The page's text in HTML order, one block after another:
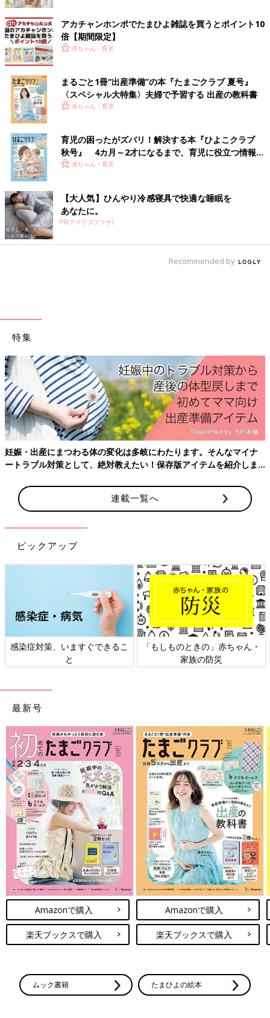
ベビーカーで小さい三つ子をつれていると、本当に声かけられる
基本、毎日お出かけしてたのですが、声をかけられなかった日が
いつも特に急いでるわけでもなかったのでその都度お話させても
らってました。
デリケートな質問をしてくる方は結構いました。最初はモヤモヤ
もしたのですが、何度も何度も聞かれるので、深く考えずに世間
話で聞いてるようなものなんだろうな～とすっかり慣れてしまい
ました…。
家で遊んでるボーが突然独り言を言ったのはビックリしました
（笑）
いつも声かけられてるもんね…覚えちゃうよね…（笑）
「三つ子まみれな毎日」今までのお話はこちら
たまひよONLINE連載中の育児マンガ一覧はこちら
[宮瀬とまと]
2012年産まれ三つ子のお母さん。
まさかの初妊娠で三つ子！夫は単身赴任でワンオペ！手も足りな
い目も足りないおっぱいも足りない！さあどうしよう！
Twitter @mitsugobiyori
アカチャンホンポでたまひよ雑誌を買うとポイント10
倍【期間限定】
赤ちゃん・育児
まるごと1冊“出産準備”の本『たまごクラブ 夏号』
〈スペシャル大特集〉夫婦で予習する 出産の教科書
赤ちゃん・育児
育児の困ったがズバリ！解決する本『ひよこクラブ
秋号』 4カ月～2才になるまで、育児に役立つ情報が
いっぱい！
赤ちゃん・育児
【大人気】ひんやり冷感寝具で快適な睡眠を
あなたに。
PR(アイリスプラザ)
Recommended by
特集
妊娠・出産にまつわる体の変化は多岐にわたります。そんなマイナ
ートラブル対策として、絶対教えたい！保存版アイテムを紹介しま
連載一覧へ
ピックアップ
感染症対策、いますぐできるこ
と
「もしものときの」赤ちゃん・
家族の防災
最新号
Amazonで購入
楽天ブックスで購入
Amazonで購入
楽天ブックスで購入
ムック書籍 たまひよの絵本